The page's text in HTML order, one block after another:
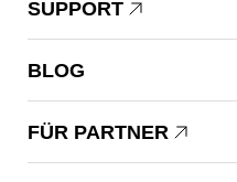
SUPPORT
BLOG
FÜR PARTNER